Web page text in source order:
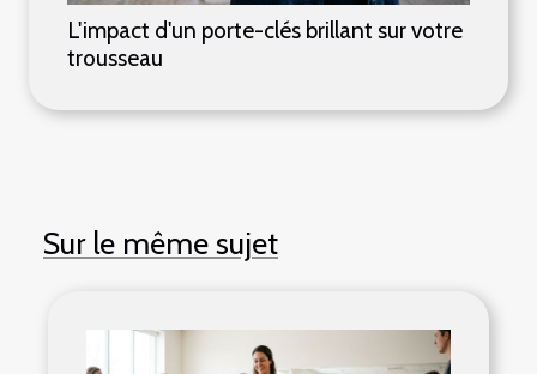
L'impact d'un porte-clés brillant sur votre
trousseau
Sur le même sujet